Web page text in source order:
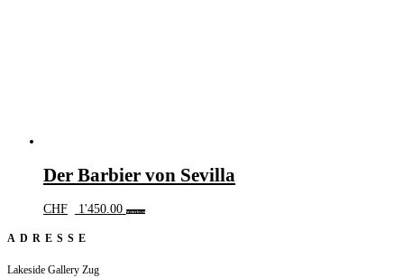
Der Barbier von Sevilla
CHF 1'450.00 Weiterlesen
ADRESSE
Lakeside Gallery Zug